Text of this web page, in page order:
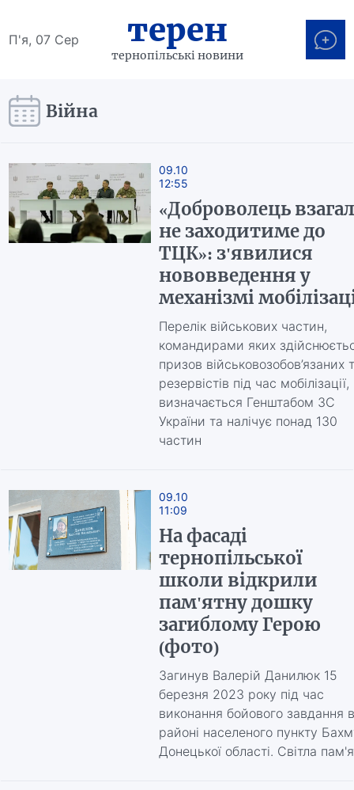
П'я, 07 Сер терен
тернопільські новини
Війна
09.10
12:55
«Доброволець
не заходитиме до
ТЦК»: з'явилися
нововведення у
механізмі
Перелік військових частин,
командирами яких
призов військовозобов’язаних
резервістів під час мобілізації,
визначається Генштабом ЗС
України та налічує понад 130
частин
09.10
11:09
На фасаді
тернопільської
школи відкрили
пам'ятну дошку
загиблому Герою
(фото)
Загинув Валерій Данилюк 15
березня 2023 року під час
виконання бойового завдання в
районі населеного пункту
Донецької області. Світла